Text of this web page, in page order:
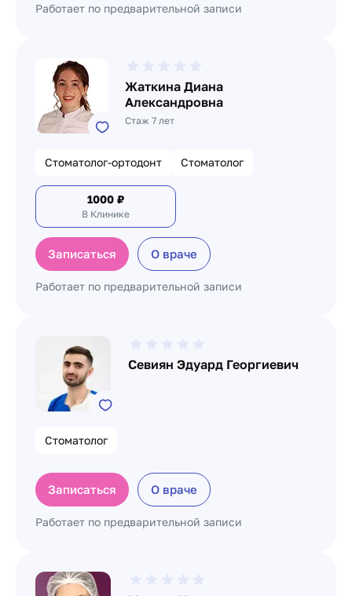
Работает по предварительной записи
Жаткина Диана
Александровна
Стаж 7 лет
Стоматолог-ортодонт Стоматолог
1000 ₽
В Клинике
Записаться О враче
Работает по предварительной записи
Севиян Эдуард Георгиевич
Стоматолог
Записаться О враче
Работает по предварительной записи